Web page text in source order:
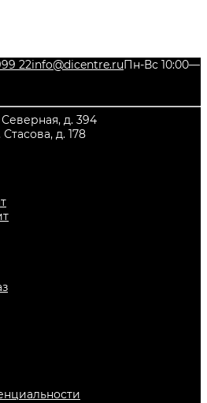
22info@dicentre.ruПн-Вс 10:00—
Северная, д. 394
д. 178